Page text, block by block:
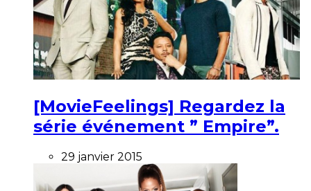
[MovieFeelings] Regardez la
série événement ” Empire”.
29 janvier 2015